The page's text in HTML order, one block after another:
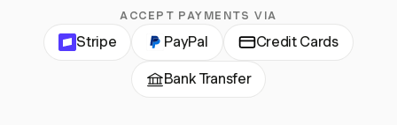
ACCEPT PAYMENTS VIA
Stripe PayPal Credit Cards
Bank Transfer